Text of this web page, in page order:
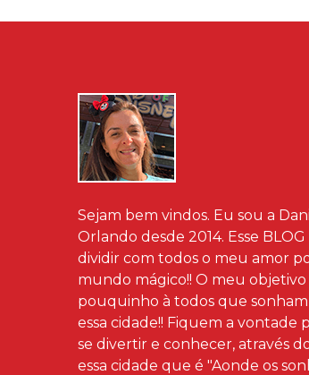
Sejam bem vindos. Eu sou a
Orlando desde 2014. Esse
dividir com todos o meu amor
mundo mágico!! O meu
pouquinho à todos que
essa cidade!! Fiquem a vontade
se divertir e conhecer, através
essa cidade que é "Aonde os